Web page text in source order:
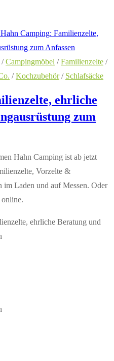
/Campingmöbel /Familienzelte /
/Kochzubehör/ Schlafsäcke
ehrliche
zum
Hahn Camping ist ab jetzt
Vorzelte &
im Laden und auf Messen. Oder
ehrliche Beratung und